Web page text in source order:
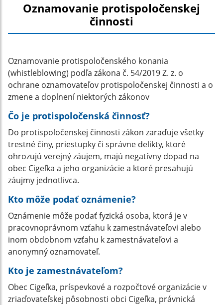
Oznamovanie protispoločenskej
činnosti
Oznamovanie protispoločenského konania
(whistleblowing) podľa zákona č. 54/2019 Z. z. o
ochrane oznamovateľov protispoločenskej činnosti a o
zmene a doplnení niektorých zákonov
Čo je protispoločenská činnosť?
Do protispoločenskej činnosti zákon zaraďuje všetky
trestné činy, priestupky či správne delikty, ktoré
ohrozujú verejný záujem, majú negatívny dopad na
obec Cigeľka a jeho organizácie a ktoré presahujú
záujmy jednotlivca.
Kto môže podať oznámenie?
Oznámenie môže podať fyzická osoba, ktorá je v
pracovnoprávnom vzťahu k zamestnávateľovi alebo
inom obdobnom vzťahu k zamestnávateľovi a
anonymný oznamovateľ.
Kto je zamestnávateľom?
Obec Cigeľka, príspevkové a rozpočtové organizácie v
zriaďovateľskej pôsobnosti obci Cigeľka, právnická